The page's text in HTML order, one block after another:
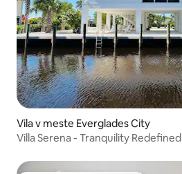
Vila v meste Everglades City
Villa Serena - Tranquility Redefined